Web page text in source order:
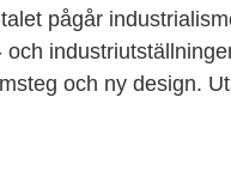
pågår
och
och ny design.